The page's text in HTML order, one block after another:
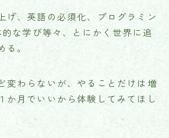
げ、英語の必須化、プログラミン
な学び等々、とにかく世界に追
。
変わらないが、やることだけは増
か月でいいから体験してみてほし